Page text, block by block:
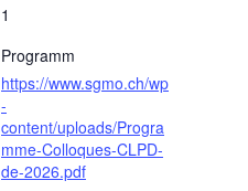
1
Programm
https://www.sgmo.ch/wp
-
content/uploads/Progra
mme-Colloques-CLPD-
de-2026.pdf